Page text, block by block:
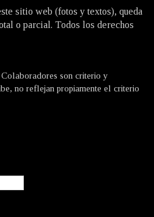
sitio web (fotos y textos), queda
o parcial. Todos los derechos
son criterio y
no reflejan propiamente el criterio